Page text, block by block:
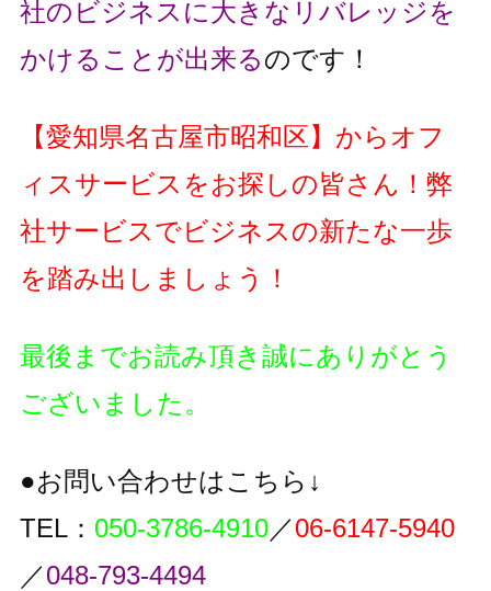
社のビジネスに大きなリバレッジを
かけることが出来るのです！
【愛知県名古屋市昭和区】からオフ
ィスサービスをお探しの皆さん！ 弊
社サービスでビジネスの新たな一歩
を踏み出しましょう！
最後までお読み頂き誠にありがとう
ございました。
●お問い合わせはこちら↓
TEL： 050-3786-4910／06-6147-5940
／048-793-4494